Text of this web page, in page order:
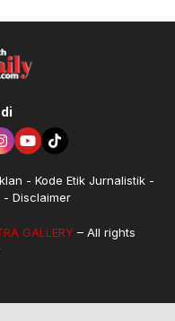
Kode Etik Jurnalistik
Disclaimer
GALLERY– All rights